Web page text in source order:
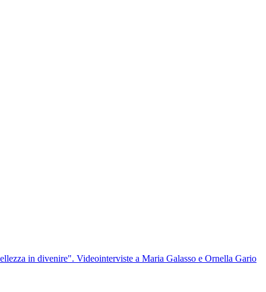
in divenire". Videointerviste a Maria Galasso e Ornella Gario